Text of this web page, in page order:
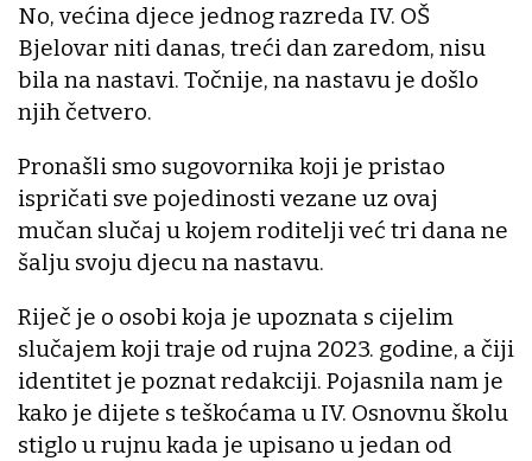
No, većina djece jednog razreda IV. OŠ
Bjelovar niti danas, treći dan zaredom, nisu
bila na nastavi. Točnije, na nastavu je došlo
njih četvero.
Pronašli smo sugovornika koji je pristao
ispričati sve pojedinosti vezane uz ovaj
mučan slučaj u kojem roditelji već tri dana ne
šalju svoju djecu na nastavu.
Riječ je o osobi koja je upoznata s cijelim
slučajem koji traje od rujna 2023. godine, a čiji
identitet je poznat redakciji. Pojasnila nam je
kako je dijete s teškoćama u IV. Osnovnu školu
stiglo u rujnu kada je upisano u jedan od